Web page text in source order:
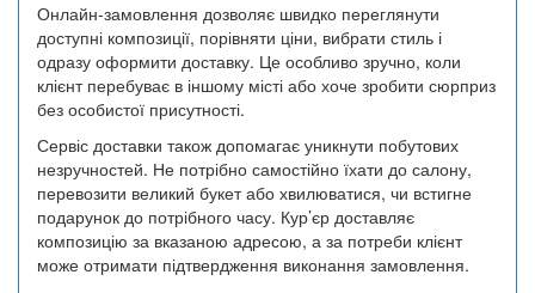
Онлайн-замовлення дозволяє швидко переглянути
доступні композиції, порівняти ціни, вибрати стиль і
одразу оформити доставку. Це особливо зручно, коли
клієнт перебуває в іншому місті або хоче зробити сюрприз
без особистої присутності.
Сервіс доставки також допомагає уникнути побутових
незручностей. Не потрібно самостійно їхати до салону,
перевозити великий букет або хвилюватися, чи встигне
подарунок до потрібного часу. Кур’єр доставляє
композицію за вказаною адресою, а за потреби клієнт
може отримати підтвердження виконання замовлення.